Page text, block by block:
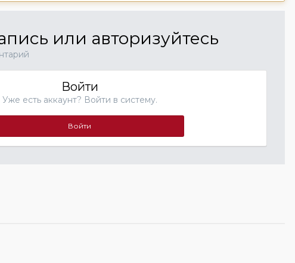
или авторизуйтесь
Войти
Уже есть аккаунт? Войти в систему.
Войти